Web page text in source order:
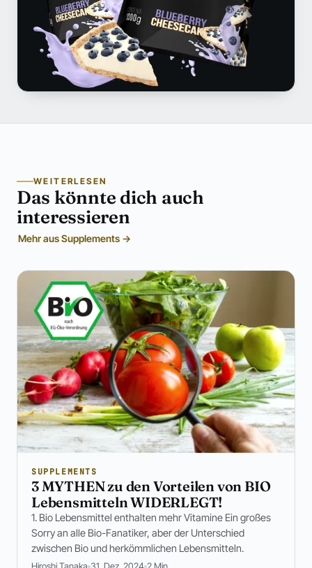
WEITERLESEN
Das könnte dich auch
interessieren
Mehr aus Supplements →
SUPPLEMENTS
3 MYTHEN zu den Vorteilen von BIO
Lebensmitteln WIDERLEGT!
1. Bio Lebensmittel enthalten mehr Vitamine Ein großes
Sorry an alle Bio-Fanatiker, aber der Unterschied
zwischen Bio und herkömmlichen Lebensmitteln.